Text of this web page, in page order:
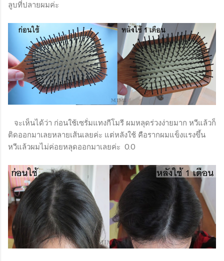
ลูบที่ปลายผมค่ะ
จะเห็นได้ว่า ก่อนใช้เซรั่มแทงกีโมรี ผมหลุดร่วงง่ายมาก หวีแล้วก็
ติดออกมาเลยหลายเส้นเลยค่ะ แต่หลังใช้ คือรากผมแข็งแรงขึ้น
หวีแล้วผมไม่ค่อยหลุดออกมาเลยค่ะ O.O